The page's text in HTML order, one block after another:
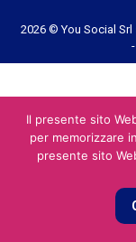
2026 © You Social Srl
Il presente sito
per memorizzare
presente sito